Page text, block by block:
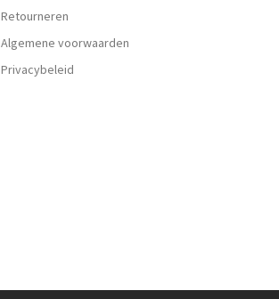
Retourneren
Algemene voorwaarden
Privacybeleid